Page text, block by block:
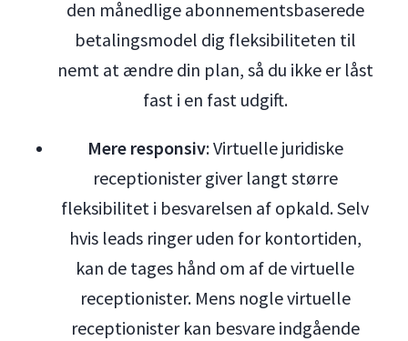
den månedlige abonnementsbaserede
betalingsmodel dig fleksibiliteten til
nemt at ændre din plan, så du ikke er låst
fast i en fast udgift.
Mere responsiv: Virtuelle juridiske
receptionister giver langt større
fleksibilitet i besvarelsen af opkald. Selv
hvis leads ringer uden for kontortiden,
kan de tages hånd om af de virtuelle
receptionister. Mens nogle virtuelle
receptionister kan besvare indgående